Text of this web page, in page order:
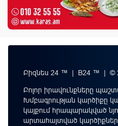
Բիզնես 24 ™ | B24 ™ | ©
Բոլոր իրավունքները
Խմբագրության կարծիքը
կայքում հրապարակված
արտահայտված